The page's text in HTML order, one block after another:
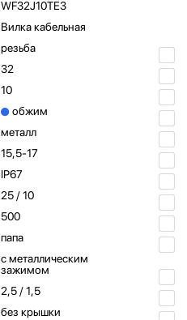
WF32J10TE3
Вилка кабельная
резьба
32
10
обжим
металл
15,5-17
IP67
25 / 10
500
папа
с металлическим
зажимом
2,5 / 1,5
без крышки